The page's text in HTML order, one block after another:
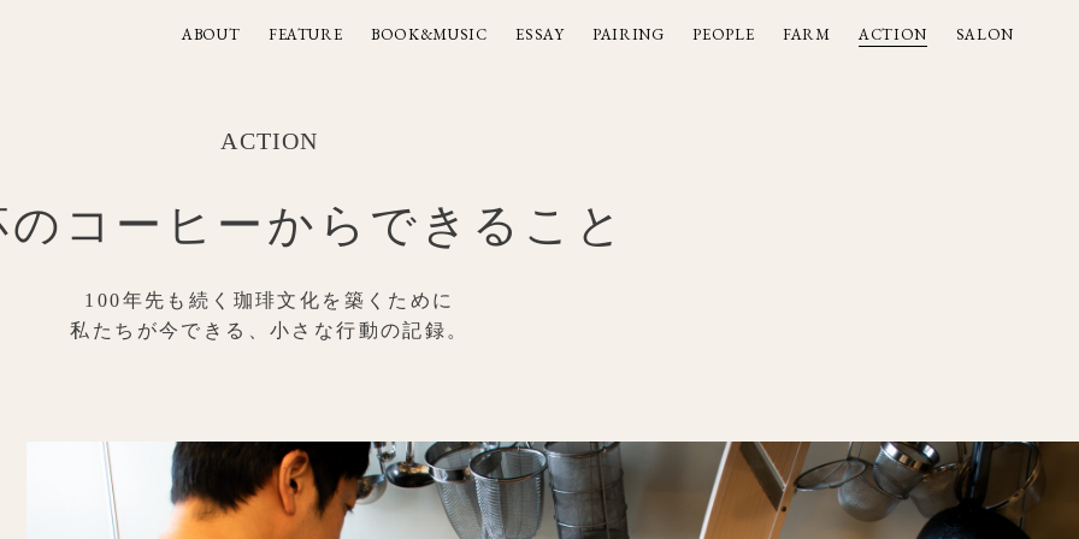
ABOUT FEATURE BOOK&MUSIC ESSAY PAIRING PEOPLE FARM ACTION SALON
ABOUT FEATURE BOOK&MUSIC ESSAY PAIRING PEOPLE FARM ACTION SALON
ACTION
のコーヒーからできること
100年先も続く珈琲文化を築くために
私たちが今できる、小さな行動の記録。